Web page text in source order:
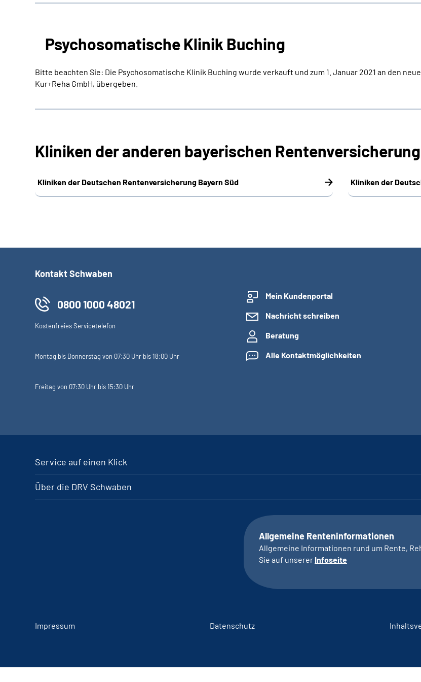
Psychosomatische Klinik Buching
Bitte beachten Sie: Die Psychosomatische Klinik Buching wurde verkauft und zum 1. Januar 2021 an den
Kur+Reha GmbH, übergeben.
Kliniken der anderen bayerischen
Kliniken der Deutschen Rentenversicherung Bayern Süd Kliniken der
Kontakt Schwaben
0800 1000 48021
Kostenfreies Servicetelefon
Montag bis Donnerstag von 07:30 Uhr bis 18:00 Uhr
Freitag von 07:30 Uhr bis 15:30 Uhr
Mein Kundenportal
Nachricht schreiben
Beratung
Alle Kontaktmöglichkeiten
Service auf einen Klick
Über die DRV Schwaben
Allgemeine Renteninformationen
Allgemeine Informationen rund um Rente,
Sie auf unserer Infoseite
Impressum Datenschutz